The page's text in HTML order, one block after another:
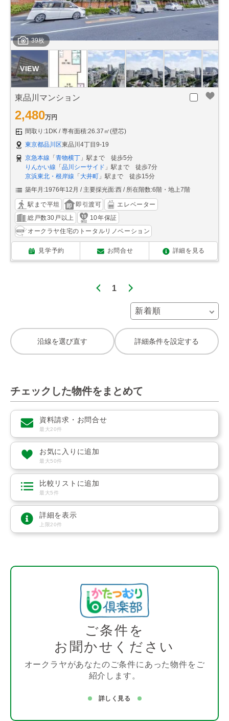
39枚
東品川マンション
2,480万円
間取り:1DK
専有面積:26.37㎡(壁芯)
東京都品川区東品川4丁目9-19
京急本線 「 青物横丁 」駅まで 徒歩5分
りんかい線 「 品川シーサイド 」駅まで 徒歩7分
京浜東北・根岸線 「 大井町 」駅まで 徒歩15分
築年月:1976年12月
主要採光面:西 所在階数:6階・地上7階
駅まで平坦 即引渡可
エレベーター
総戸数30戸以上
10年保証
オークラヤ住宅のトータルリノベーション
見学予約 お問合せ 詳細を見る
1
沿線を選び直す 詳細条件を設定する
チェックした物件をまとめて
資料請求・お問合せ
最大20件
お気に入りに追加
最大50件
比較リストに追加
最大5件
詳細を表示
上限20件
ご条件を
お聞かせください
オークラヤがあなたのご条件にあった物件をご
紹介します。
詳しく見る